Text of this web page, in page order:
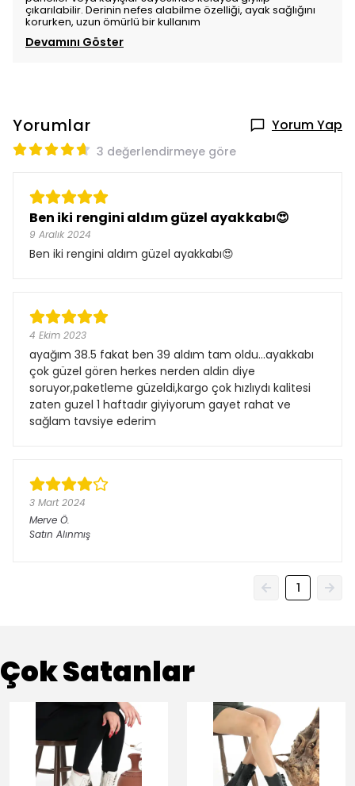
çıkarılabilir. Derinin nefes alabilme özelliği, ayak sağlığını
korurken, uzun ömürlü bir kullanım
Devamını Göster
Yorumlar Yorum Yap
3 değerlendirmeye göre
Ben iki rengini aldım güzel ayakkabı😍
9 Aralık 2024
Ben iki rengini aldım güzel ayakkabı😍
4 Ekim 2023
ayağım 38.5 fakat ben 39 aldım tam oldu...ayakkabı
çok güzel gören herkes nerden aldin diye
soruyor,paketleme güzeldi,kargo çok hızlıydı kalitesi
zaten guzel 1 haftadır giyiyorum gayet rahat ve
sağlam tavsiye ederim
3 Mart 2024
Merve Ö.
Satın Alınmış
1
Çok Satanlar